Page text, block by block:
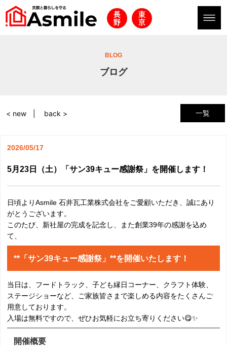
BLOG
ブログ
一覧
< new back >
2026/05/17
5月23日（土）「サン39キュー感謝祭」を開催します！
日頃よりAsmile 石井瓦工業株式会社をご愛顧いただき、誠にあり
がとうございます。
このたび、新社屋の完成を記念し、また創業39年の感謝を込め
て、
**「サン39キュー感謝祭」**を開催いたします！
当日は、フードトラック、子ども縁日コーナー、クラフト体験、
ステージショーなど、ご家族皆さまで楽しめる内容をたくさんご
用意しております。
入場は無料ですので、ぜひお気軽にお立ち寄りください😋✨
開催概要